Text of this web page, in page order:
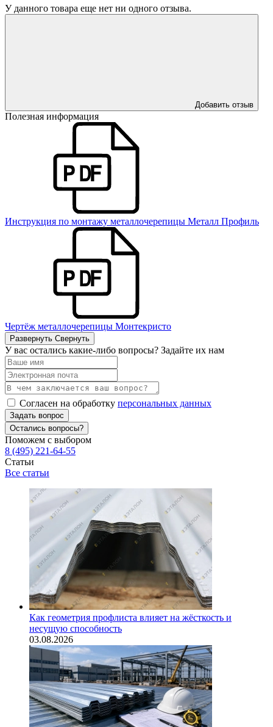
У данного товара еще нет ни одного отзыва.
Добавить отзыв
Полезная информация
Инструкция по монтажу металлочерепицы Металл Профиль
Чертёж металлочерепицы Монтекристо
Развернуть Свернуть
У вас остались какие-либо вопросы? Задайте их нам
Согласен на обработку персональных данных
Задать вопрос
Остались вопросы?
Поможем с выбором
8 (495) 221-64-55
Статьи
Все статьи
Как геометрия профлиста влияет на жёсткость и
несущую способность
03.08.2026